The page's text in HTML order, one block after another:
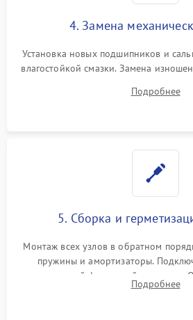
4. Замена
Установка новых подшипников и
влагостойкой смазки. Замена
или поврежденнойПодробнее
5. Сборка и
Монтаж всех узлов в обратном
пружины и амортизаторы.
надежной фиксацией хомутами.
герметиком для предотвращения
Подробнее